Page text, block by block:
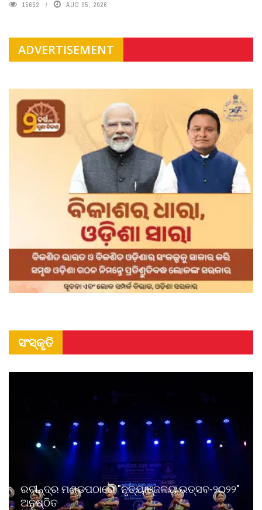
15652 AUG 05, 2026
ADVERTISEMENT
ସଂସ୍କୃତି
ରବୀନ୍ଦ୍ର ମଣ୍ଡପଠାରେ "ନୃତ୍ୟାଞ୍ଜଳୟ ଉତ୍ସବ-୨୦୨୨"
ଅନୁଷ୍ଠିତ